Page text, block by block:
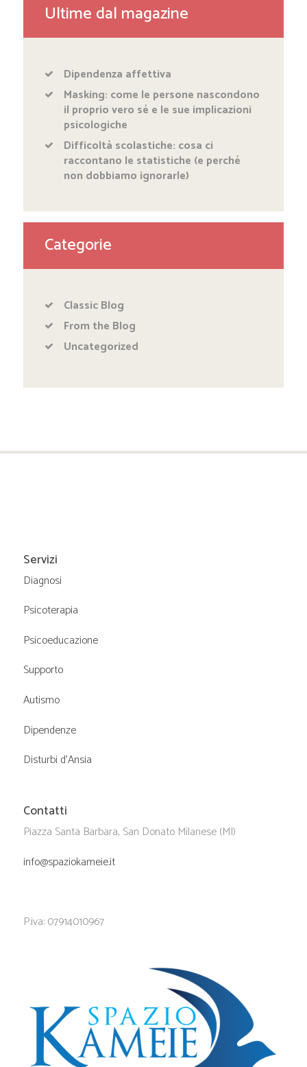
Ultime dal magazine
Dipendenza affettiva
Masking: come le persone nascondono
il proprio vero sé e le sue implicazioni
psicologiche
Difficoltà scolastiche: cosa ci
raccontano le statistiche (e perché
non dobbiamo ignorarle)
Categorie
Classic Blog
From the Blog
Uncategorized
Servizi
Diagnosi
Psicoterapia
Psicoeducazione
Supporto
Autismo
Dipendenze
Disturbi d’Ansia
Contatti
Piazza Santa Barbara, San Donato Milanese (MI)
info@spaziokameie.it
P.iva: 07914010967